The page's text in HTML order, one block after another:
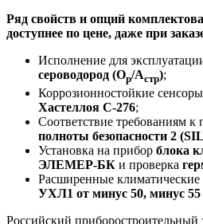
Ряд свойств и опций
доступнее по цене, даже при
Исполнение для
сероводород (Ор/Астр);
Коррозионностойкие
Хастеллоя С-276;
Соответствие требованиям к
полноты безопасности 2
Установка на прибор блока
ЭЛЕМЕР-БК и проверка
Расширенные
УХЛ1 от минус 50, минус
Российский